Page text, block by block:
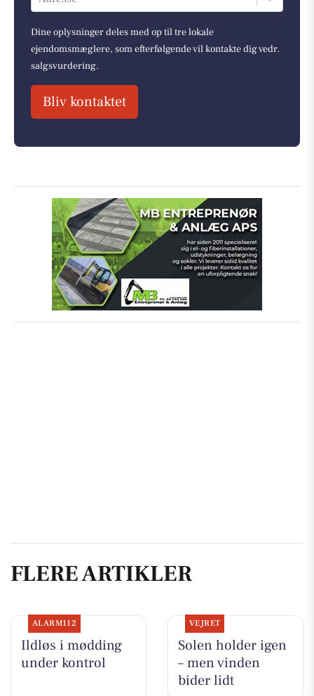
Dine oplysninger deles med op til tre lokale
ejendomsmæglere, som efterfølgende vil kontakte dig vedr.
salgsvurdering.
Bliv kontaktet
FLERE ARTIKLER
ALARM112
Ildløs i mødding
under kontrol
VEJRET
Solen holder igen
– men vinden
bider lidt